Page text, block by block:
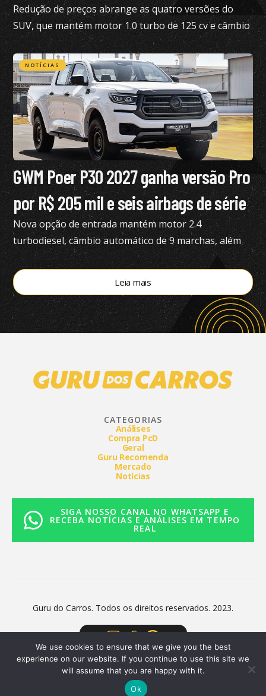
Redução de preços abrange as quatro versões do
SUV, que mantém motor 1.0 turbo de 125 cv e câmbio
de dupla embreagem
NOTÍCIAS
GWM Poer P30 2027 ganha versão Pro
por R$ 205 mil e seis airbags de série
Nova opção de entrada mantém motor 2.4
turbodiesel, câmbio automático de 9 marchas, além
de tração 4×4
Leia mais
CATEGORIAS
Análises
Compra PcD
Geral
Guru Recomenda
Mercado
Notícias
SIGA NOSSO CANAL NO WHATSAPP E
RECEBA NOTÍCIAS E ANÁLISES EM TEMPO
REAL
Guru do Carros. Todos os direitos reservados. 2023.
We use cookies to ensure that we give you the best
experience on our website. If you continue to use this site we
will assume that you are happy with it.
Ok